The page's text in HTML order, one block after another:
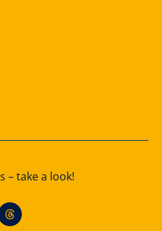
– take a look!